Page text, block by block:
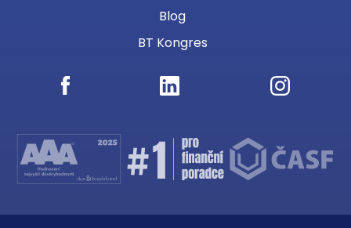
Blog
BT Kongres